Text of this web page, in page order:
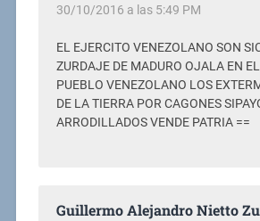
30/10/2016 a las 5:49 PM
EL EJERCITO VENEZOLANO SON
ZURDAJE DE MADURO OJALA EN
PUEBLO VENEZOLANO LOS
DE LA TIERRA POR CAGONES
ARRODILLADOS VENDE PATRIA ==
Guillermo Alejandro Nietto